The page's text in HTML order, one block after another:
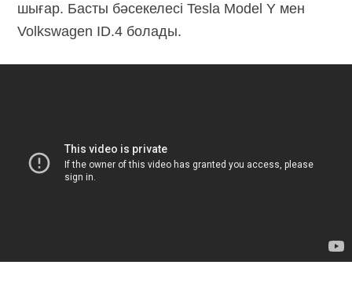
шығар. Басты бәсекелесі Tesla Model Y мен
Volkswagen ID.4 болады.